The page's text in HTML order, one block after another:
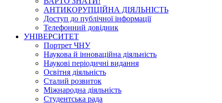
АНТИКОРУПЦІЙНА ДІЯЛЬНІСТЬ
Доступ до публічної інформації
Телефонний довідник
УНІВЕРСИТЕТ
Портрет ЧНУ
Наукова й інноваційна діяльність
Наукові періодичні видання
Освітня діяльність
Сталий розвиток
Міжнародна діяльність
Студентська рада